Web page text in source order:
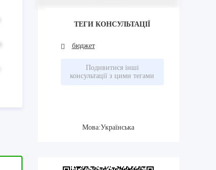
ТЕГИ КОНСУЛЬТАЦІЇ
бюджет
Подивитися інші
консультації з цими тегами
Мова:Українська